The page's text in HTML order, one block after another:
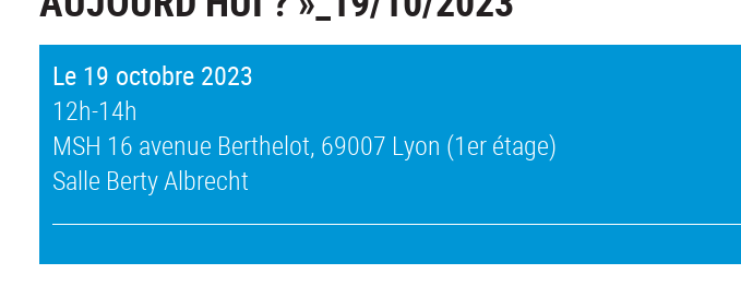
Le 19 octobre 2023
12h-14h
MSH 16 avenue Berthelot, 69007 Lyon (1er étage)
Salle Berty Albrecht